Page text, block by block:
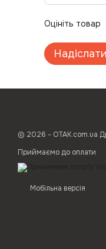
Оцініть товар
Надіслати
© 2026 - ОТАК.com.ua
Приймаємо до оплати
Мобільна версія